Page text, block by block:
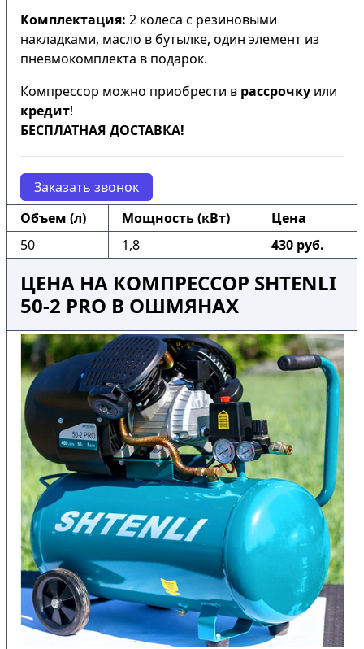
Комплектация: 2 колеса с резиновыми
накладками, масло в бутылке, один элемент из
пневмокомплекта в подарок.
Компрессор можно приобрести в рассрочку или
кредит!
БЕСПЛАТНАЯ ДОСТАВКА!
Заказать звонок
Объем (л)
Мощность (кВт)
Цена
50
1,8 430 руб.
ЦЕНА НА КОМПРЕССОР SHTENLI
50-2 PRO В ОШМЯНАХ